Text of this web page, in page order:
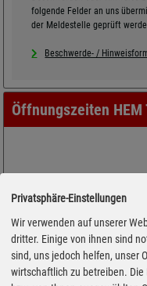
folgende Felder an uns
der Meldestelle geprüft
Beschwerde- /
Öffnungszeiten HEM
Privatsphäre-Einstellungen
Wir verwenden auf unserer
dritter. Einige von ihnen sind
sind, uns jedoch helfen, unser
wirtschaftlich zu betreiben.